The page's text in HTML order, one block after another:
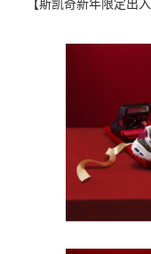
【斯凯奇新年限定出